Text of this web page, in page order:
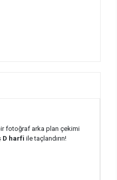
fotoğraf arka plan çekimi
D harfi ile taçlandırın!